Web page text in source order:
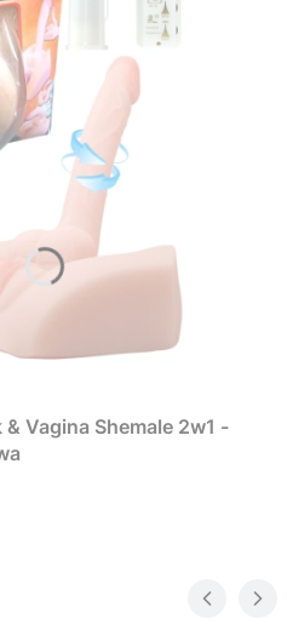
Vagina Shemale 2w1 -